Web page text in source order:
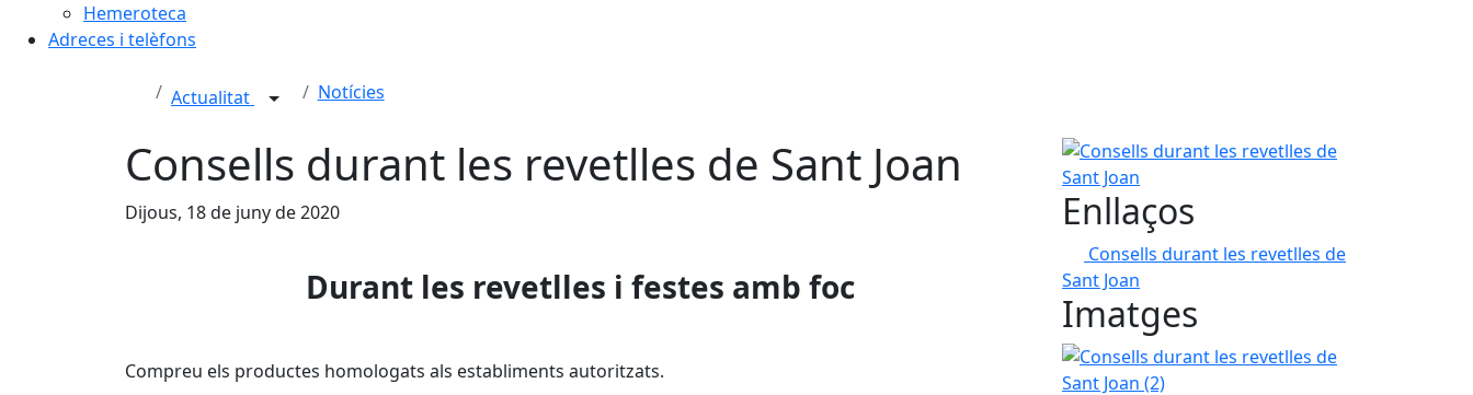
Hemeroteca
Adreces i telèfons
Actualitat Notícies
Consells durant les revetlles de Sant Joan
Dijous, 18 de juny de 2020
Durant les revetlles i festes amb foc
Compreu els productes homologats als establiments autoritzats.
Consells durant les revetlles de Sant Joan
Enllaços
Consells durant les revetlles de
Sant Joan
Imatges
Consells durant les revetlles de Sant Joan (2)